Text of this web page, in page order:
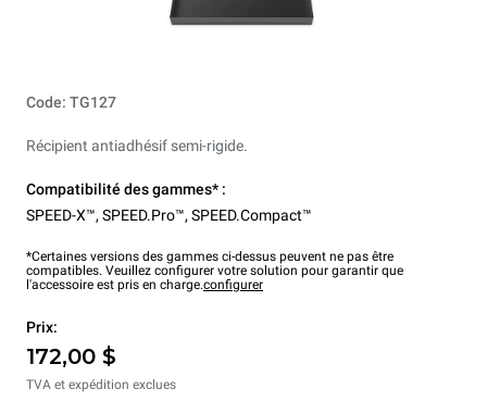
Code: TG127
Récipient antiadhésif semi-rigide.
Compatibilité des gammes* :
SPEED-X™, SPEED.Pro™, SPEED.Compact™
*Certaines versions des gammes ci-dessus peuvent ne pas être
compatibles. Veuillez configurer votre solution pour garantir que
l'accessoire est pris en charge.configurer
Prix:
172,00 $
TVA et expédition exclues